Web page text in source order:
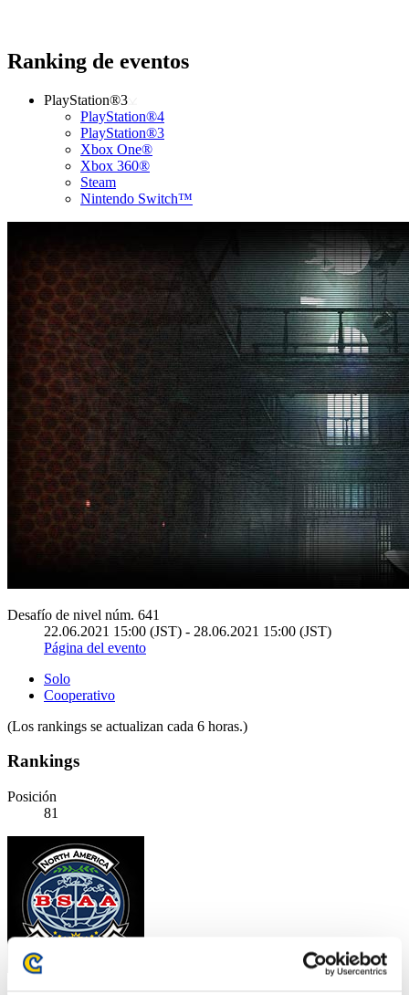
Ranking de eventos
PlayStation®3
PlayStation®4
PlayStation®3
Xbox One®
Xbox 360®
Steam
Nintendo Switch™
Desafío de nivel núm. 641
22.06.2021 15:00 (JST) - 28.06.2021 15:00 (JST)
Página del evento
Solo
Cooperativo
(Los rankings se actualizan cada 6 horas.)
Rankings
Posición
81